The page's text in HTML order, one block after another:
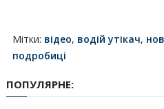
Мітки: відео, водій утікач,
подробиці
ПОПУЛЯРНЕ: